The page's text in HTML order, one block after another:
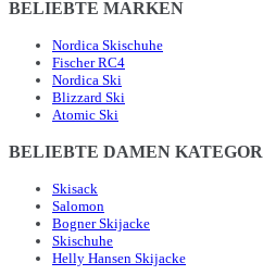
BELIEBTE MARKEN
Nordica Skischuhe
Fischer RC4
Nordica Ski
Blizzard Ski
Atomic Ski
BELIEBTE DAMEN
Skisack
Salomon
Bogner Skijacke
Skischuhe
Helly Hansen Skijacke